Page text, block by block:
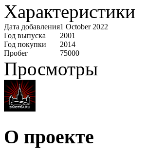
Характеристики
Дата добавления1 October 2022
Год выпуска
2001
Год покупки
2014
Пробег
75000
Просмотры
О проекте